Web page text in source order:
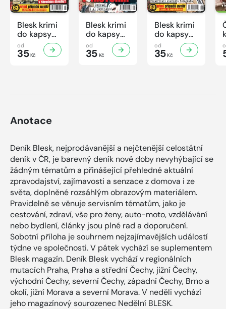
Blesk krimi
do kapsy
č.7/2026
od
35Kč
Blesk krimi
do kapsy
č.6/2026
od
35Kč
Blesk krimi
do kapsy
č.5/2026
od
35Kč
Anotace
Deník Blesk, nejprodávanější a nejčtenější celostátní
deník v ČR, je barevný deník nové doby nevyhýbající se
žádným tématům a přinášející přehledné aktuální
zpravodajství, zajímavosti a senzace z domova i ze
světa, doplněné rozsáhlým obrazovým materiálem.
Pravidelně se věnuje servisním tématům, jako je
cestování, zdraví, vše pro ženy, auto-moto, vzdělávání
nebo bydlení, články jsou plné rad a doporučení.
Sobotní příloha je souhrnem nejzajímavějších událostí
týdne ve společnosti. V pátek vychází se suplementem
Blesk magazín. Deník Blesk vychází v regionálních
mutacích Praha, Praha a střední Čechy, jižní Čechy,
východní Čechy, severní Čechy, západní Čechy, Brno a
okolí, jižní Morava a severní Morava. V neděli vychází
jeho magazínový sourozenec Nedělní BLESK.